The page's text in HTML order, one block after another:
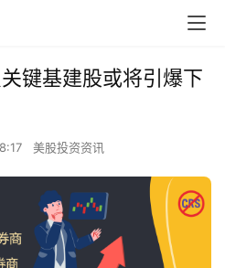
键基建股或将引爆下
美股投资资讯